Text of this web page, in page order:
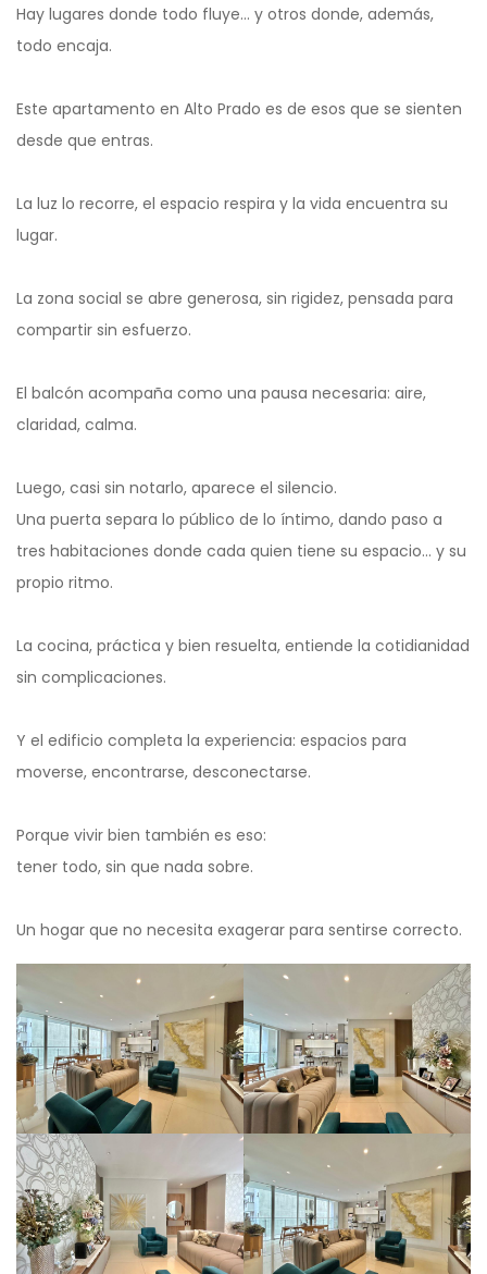
Hay lugares donde todo fluye… y otros donde, además,
todo encaja.
Este apartamento en Alto Prado es de esos que se sienten
desde que entras.
La luz lo recorre, el espacio respira y la vida encuentra su
lugar.
La zona social se abre generosa, sin rigidez, pensada para
compartir sin esfuerzo.
El balcón acompaña como una pausa necesaria: aire,
claridad, calma.
Luego, casi sin notarlo, aparece el silencio.
Una puerta separa lo público de lo íntimo, dando paso a
tres habitaciones donde cada quien tiene su espacio… y su
propio ritmo.
La cocina, práctica y bien resuelta, entiende la cotidianidad
sin complicaciones.
Y el edificio completa la experiencia: espacios para
moverse, encontrarse, desconectarse.
Porque vivir bien también es eso:
tener todo, sin que nada sobre.
Un hogar que no necesita exagerar para sentirse correcto.